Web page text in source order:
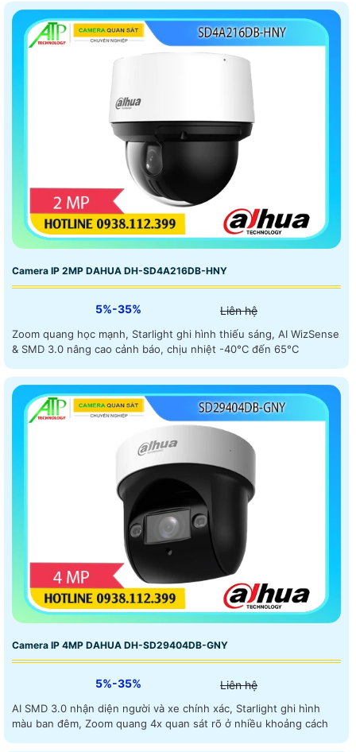
Camera IP 2MP DAHUA DH-SD4A216DB-HNY
5%-35% Liên hệ
Zoom quang học mạnh, Starlight ghi hình thiếu sáng, AI WizSense
& SMD 3.0 nâng cao cảnh báo, chịu nhiệt -40°C đến 65°C
Camera IP 4MP DAHUA DH-SD29404DB-GNY
5%-35% Liên hệ
AI SMD 3.0 nhận diện người và xe chính xác, Starlight ghi hình
màu ban đêm, Zoom quang 4x quan sát rõ ở nhiều khoảng cách